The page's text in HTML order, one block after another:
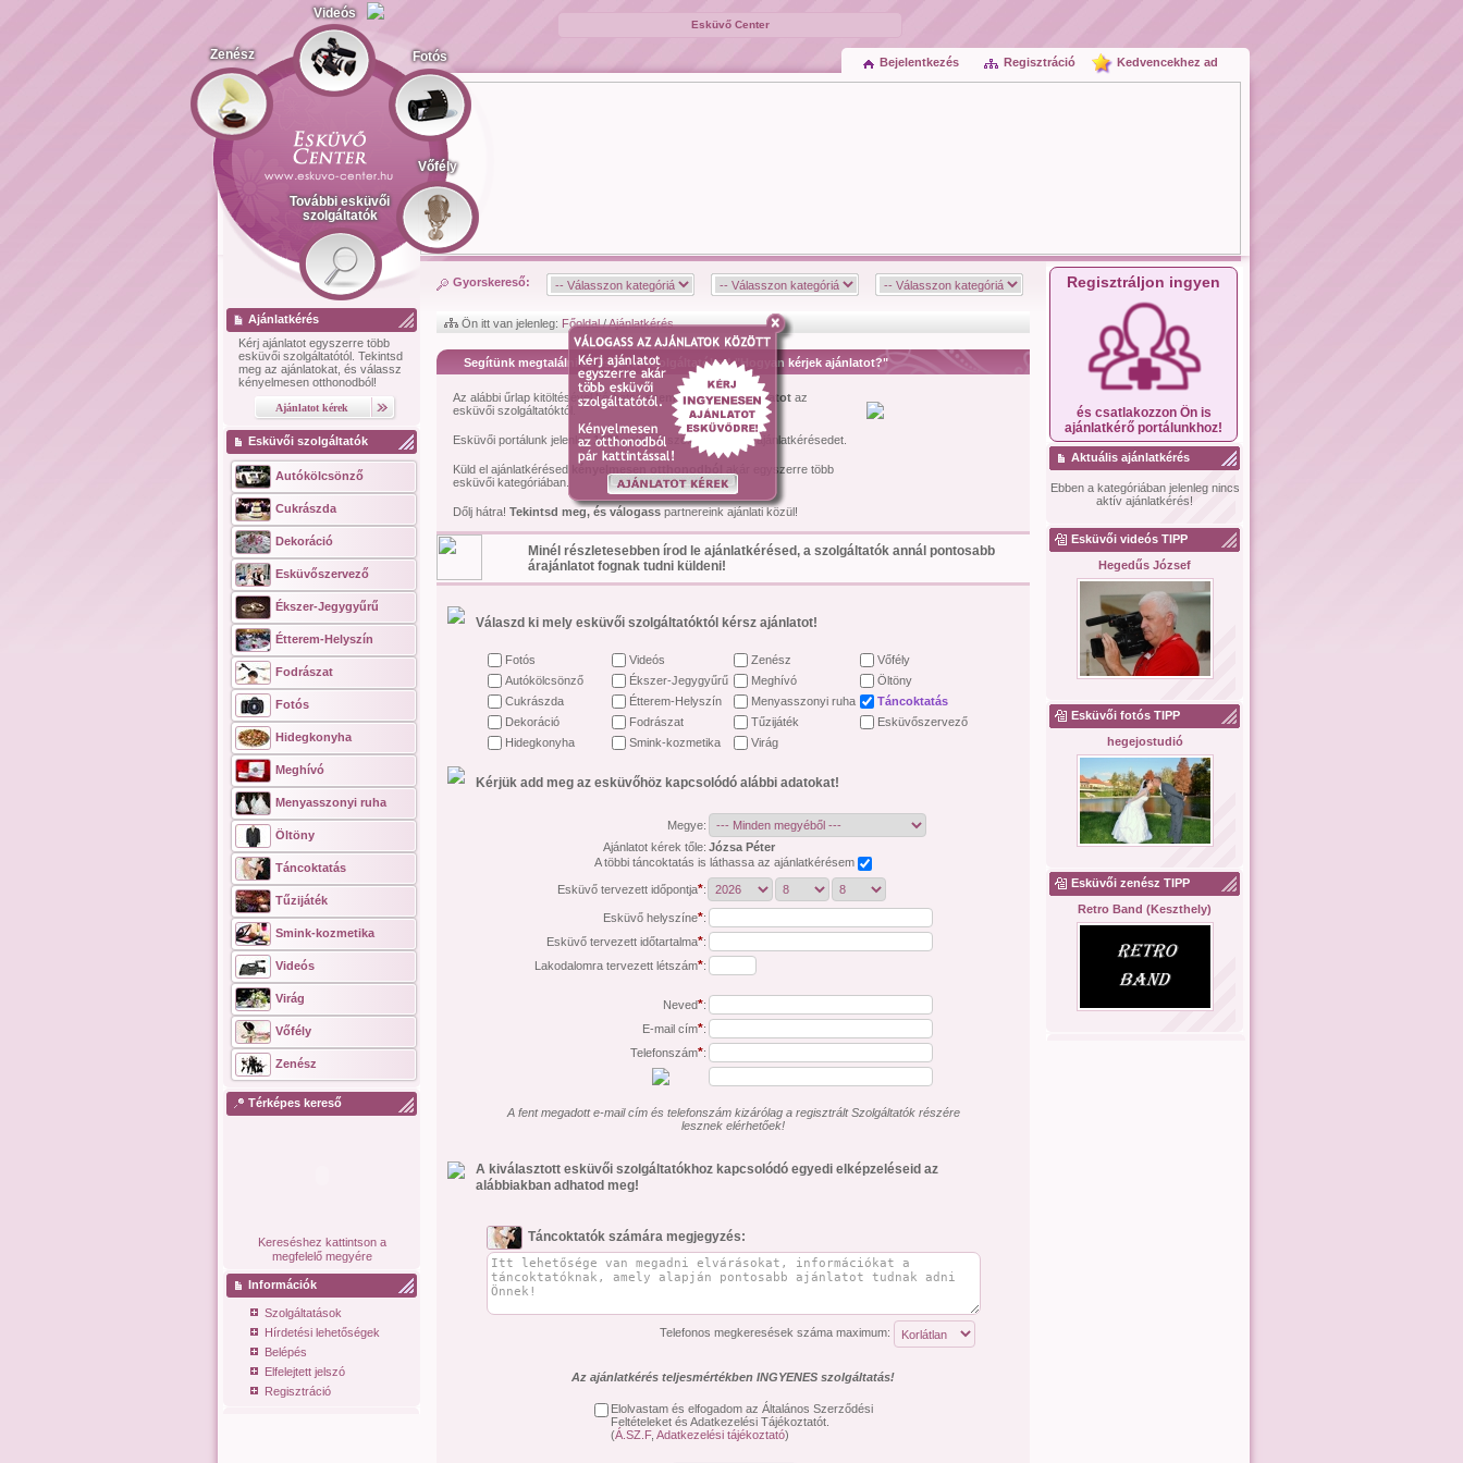
Esküvő Center
Zenész
Videós
Fotós
Vőfély
További esküvői
szolgáltatók
Kedvencekhez ad
Regisztráció
Bejelentkezés
Ajánlatkérés
Kérj ajánlatot egyszerre több
esküvői szolgáltatótól. Tekintsd
meg az ajánlatokat, és válassz
kényelmesen otthonodból!
Esküvői szolgáltatók
Autókölcsönző
Cukrászda
Dekoráció
Esküvőszervező
Ékszer-Jegygyűrű
Étterem-Helyszín
Fodrászat
Fotós
Hidegkonyha
Meghívó
Menyasszonyi ruha
Öltöny
Táncoktatás
Tűzijáték
Smink-kozmetika
Videós
Virág
Vőfély
Zenész
Térképes kereső
Kereséshez kattintson a
megfelelő megyére
Információk
Szolgáltatások
Hírdetési lehetőségek
Belépés
Elfelejtett jelszó
Regisztráció
Gyorskereső:
Ön itt van jelenleg: Főoldal/Ajánlatkérés
Segítünk megtalálni az esküvői szolgáltatókat! "Hogyan kérjek ajánlatot?"
Az alábbi űrlap kitöltésével kérhetszszemélyre szóló ajánlatot az
esküvői szolgáltatóktól.
Esküvői portálunk jelenleg 1474esküvői szolgáltató várja ajánlatkérésedet.
Küld el ajánlatkérésed
akár egyszerre több
esküvői kategóriában.
Dőlj hátra! Tekintsd meg, és válogasspartnereink ajánlati közül!
Minél részletesebben írod le ajánlatkérésed, a szolgáltatók annál pontosabb
árajánlatot fognak tudni küldeni!
Válaszd ki mely esküvői szolgáltatóktól kérsz ajánlatot!
Fotós Videós Zenész
Vőfély
Autókölcsönző
Ékszer-Jegygyűrű Meghívó
Öltöny
Cukrászda
Étterem-Helyszín Menyasszonyi ruha
Táncoktatás
Dekoráció
Fodrászat Tűzijáték
Esküvőszervező
Hidegkonyha
Smink-kozmetika Virág
Kérjük add meg az esküvőhöz kapcsolódó alábbi adatokat!
Megye:
Ajánlatot kérek tőle: Józsa Péter
A többi táncoktatás is láthassa az ajánlatkérésem
Esküvő tervezett időpontja*:
Esküvő helyszíne*:
Esküvő tervezett időtartalma*:
Lakodalomra tervezett létszám*:
Neved*:
E-mail cím*:
Telefonszám*:
A fent megadott e-mail cím és telefonszám kizárólag a regisztrált Szolgáltatók részére
lesznek elérhetőek!
A kiválasztott esküvői szolgáltatókhoz kapcsolódó egyedi elképzeléseid az
alábbiakban adhatod meg!
Táncoktatók számára megjegyzés:
Telefonos megkeresések száma maximum:
Az ajánlatkérés teljesmértékben INGYENES szolgáltatás!
Elolvastam és elfogadom az Általános Szerződési
Feltételeket és Adatkezelési Tájékoztatót.
(Á.SZ.F, Adatkezelési tájékoztató)
Regisztráljon ingyen
és csatlakozzon Ön is
ajánlatkérő portálunkhoz!
Aktuális ajánlatkérés
Ebben a kategóriában jelenleg nincs
aktív ajánlatkérés!
Esküvői videós TIPP
Hegedűs József
Esküvői fotós TIPP
hegejostudió
Esküvői zenész TIPP
Retro Band (Keszthely)